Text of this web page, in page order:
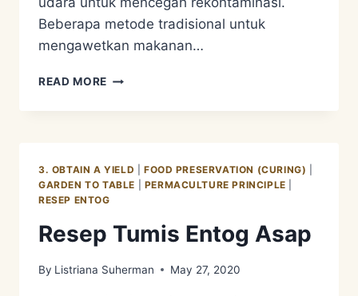
Beberapa metode tradisional untuk
mengawetkan makanan…
READ MORE FOOD
–
3. OBTAIN A YIELD FOOD PRESERVATION (CURING)
GARDEN TO TABLE
PERMACULTURE PRINCIPLE
RESEP ENTOG
Resep Tumis Entog Asap
By Listriana Suherman May 27, 2020